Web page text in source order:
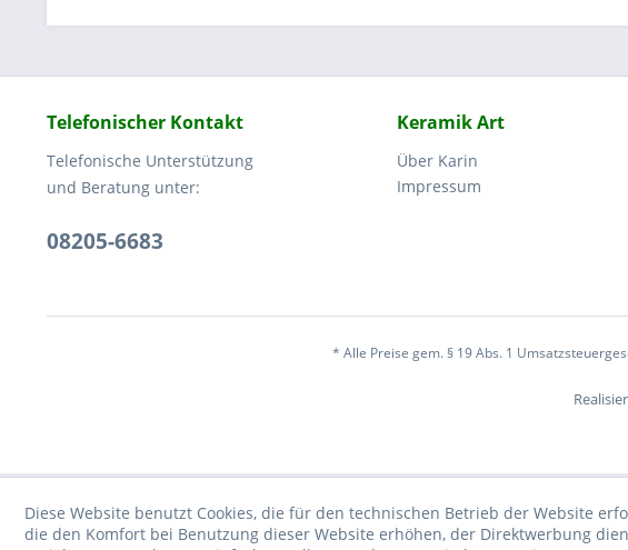
Telefonischer Kontakt
Telefonische Unterstützung
und Beratung unter:
08205-6683
Keramik Art
Über Karin
Impressum
* Alle Preise gem. § 19 Abs. 1
Diese Website benutzt Cookies, die für den technischen Betrieb der Website
die den Komfort bei Benutzung dieser Website erhöhen, der Direktwerbung